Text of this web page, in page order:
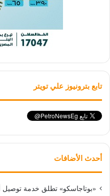
تابع بترونيوز علي تويتر
أحدث الأضافات
«بوتاجاسكو» تطلق خدمة توصيل